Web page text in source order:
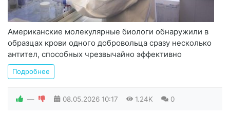
Американские молекулярные биологи обнаружили в
образцах крови одного добровольца сразу несколько
антител, способных чрезвычайно эффективно
Подробнее
— 08.05.2026 10:17 1.24K 0